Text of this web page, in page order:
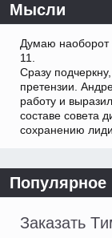
Мысли
Думаю наоборот
11.
Сразу
претензии.
работу и
составе совета
сохранению
Популярное
Заказать